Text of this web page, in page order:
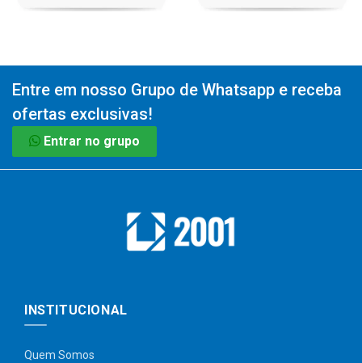
Entre em nosso Grupo de Whatsapp e receba
ofertas exclusivas!
Entrar no grupo
INSTITUCIONAL
Quem Somos